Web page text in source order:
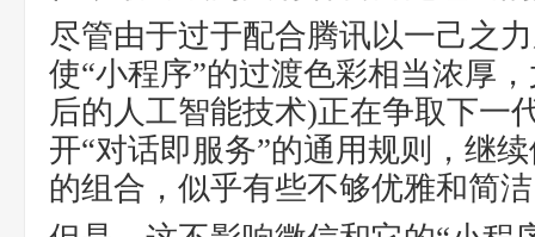
尽管由于过于配合腾讯以一己之
使“小程序”的过渡色彩相当浓厚
后的人工智能技术)正在争取下一
开“对话即服务”的通用规则，继
的组合，似乎有些不够优雅和简